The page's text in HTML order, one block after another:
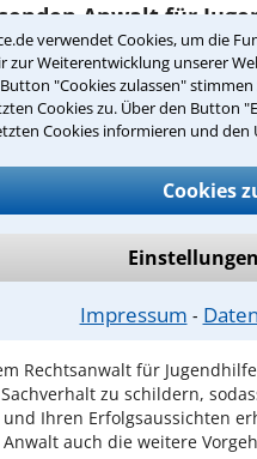
verwendet Cookies, um die
zur Weiterentwicklung unserer
"Cookies zulassen"
Cookies zu. Über den Button
Cookies informieren und
Cookies
Impressum ⁃
Anwalt für
Umgebung auswählen
in Braunschweig einen
ist es, über unser
Sie es gleich aus.
Erstgespräch in
Rechtsanwalt für
zu schildern,
Ihren Erfolgsaussichten
auch die weitere